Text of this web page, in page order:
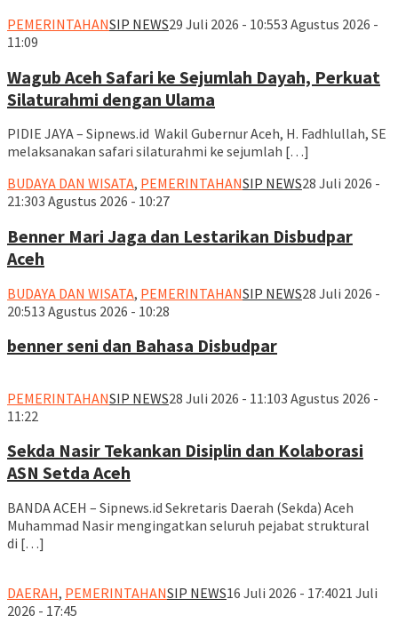
PEMERINTAHANSIP NEWS29 Juli 2026 - 10:553 Agustus 2026 -
11:09
Wagub Aceh Safari ke Sejumlah Dayah, Perkuat
Silaturahmi dengan Ulama
PIDIE JAYA – Sipnews.id Wakil Gubernur Aceh, H. Fadhlullah, SE
melaksanakan safari silaturahmi ke sejumlah […]
BUDAYA DAN WISATA, PEMERINTAHANSIP NEWS28 Juli 2026 -
21:303 Agustus 2026 - 10:27
Benner Mari Jaga dan Lestarikan Disbudpar
Aceh
BUDAYA DAN WISATA, PEMERINTAHANSIP NEWS28 Juli 2026 -
20:513 Agustus 2026 - 10:28
benner seni dan Bahasa Disbudpar
PEMERINTAHANSIP NEWS28 Juli 2026 - 11:103 Agustus 2026 -
11:22
Sekda Nasir Tekankan Disiplin dan Kolaborasi
ASN Setda Aceh
BANDA ACEH – Sipnews.id Sekretaris Daerah (Sekda) Aceh
Muhammad Nasir mengingatkan seluruh pejabat struktural
di […]
DAERAH, PEMERINTAHANSIP NEWS16 Juli 2026 - 17:4021 Juli
2026 - 17:45